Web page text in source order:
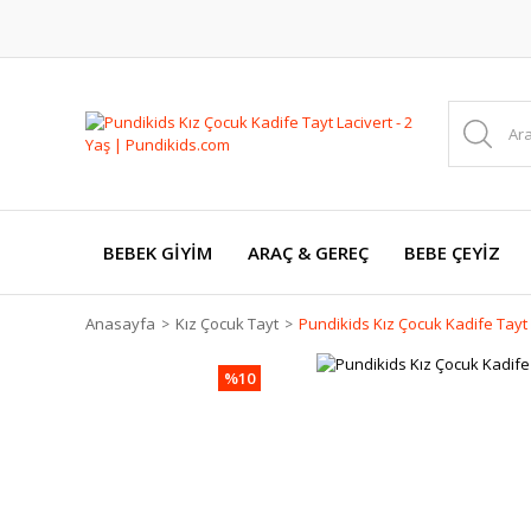
BEBEK GİYİM ARAÇ & GEREÇ BEBE ÇEYİZ
Anasayfa Kız Çocuk Tayt Pundikids Kız Çocuk Kadife Tayt
%10